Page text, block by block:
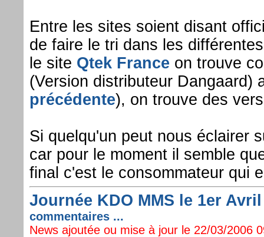
Entre les sites soient disant
de faire le tri dans les
le site Qtek France on trouve
(Version distributeur
précédente), on trouve des
Si quelqu'un peut nous éclairer
car pour le moment il semble
final c'est le consommateur qui
Journée KDO MMS le 1er
commentaires ...
News ajoutée ou mise à jour le 22/03/2006